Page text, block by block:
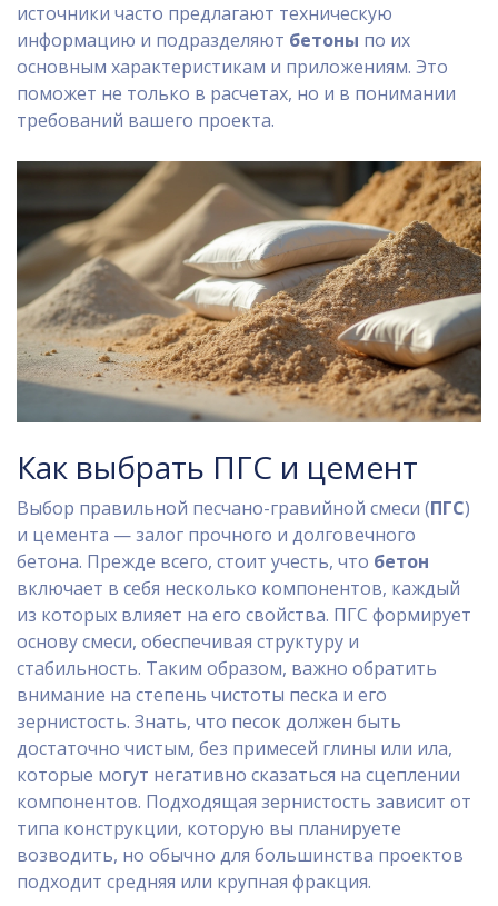
источники часто предлагают техническую
информацию и подразделяют бетоны по их
основным характеристикам и приложениям. Это
поможет не только в расчетах, но и в понимании
требований вашего проекта.
Как выбрать ПГС и цемент
Выбор правильной песчано-гравийной смеси (ПГС)
и цемента — залог прочного и долговечного
бетона. Прежде всего, стоит учесть, что бетон
включает в себя несколько компонентов, каждый
из которых влияет на его свойства. ПГС формирует
основу смеси, обеспечивая структуру и
стабильность. Таким образом, важно обратить
внимание на степень чистоты песка и его
зернистость. Знать, что песок должен быть
достаточно чистым, без примесей глины или ила,
которые могут негативно сказаться на сцеплении
компонентов. Подходящая зернистость зависит от
типа конструкции, которую вы планируете
возводить, но обычно для большинства проектов
подходит средняя или крупная фракция.